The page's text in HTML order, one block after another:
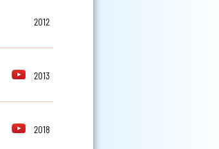
2012
2013
2018